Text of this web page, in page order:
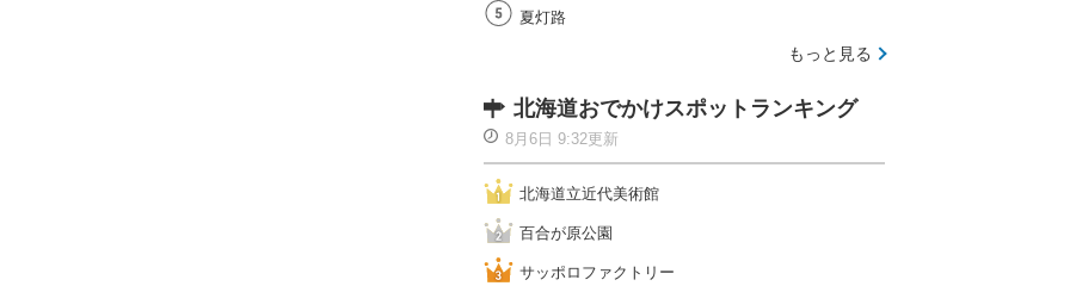
夏灯路
もっと見る
北海道おでかけスポットランキング
8月6日 9:32更新
北海道立近代美術館
百合が原公園
サッポロファクトリー